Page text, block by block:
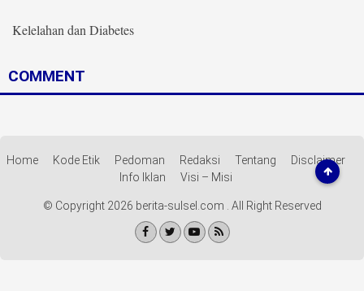
More
Kelelahan dan Diabetes
COMMENT
Home Kode Etik Pedoman Redaksi Tentang
Disclaimer
Info Iklan
Visi – Misi
© Copyright 2026 berita-sulsel.com . All Right Reserved